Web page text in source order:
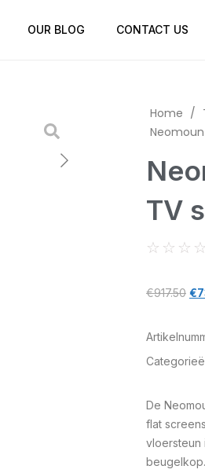
OUR BLOG CONTACT US
Home /
TV
☆ ☆ ☆ ☆
€917.50 €
De
flat
vloersteun